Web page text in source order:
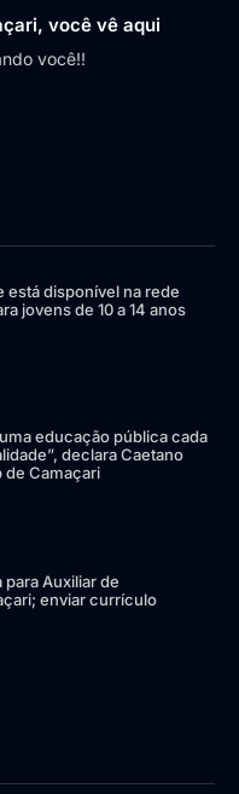
você vê aqui
você!!
está disponível na rede
jovens de 10 a 14 anos
educação pública cada
declara Caetano
de Camaçari
para Auxiliar de
enviar currículo